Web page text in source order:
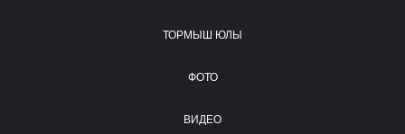
ТОРМЫШ ЮЛЫ
ФОТО
ВИДЕО